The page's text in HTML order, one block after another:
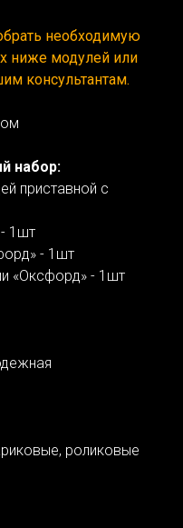
необходимую
ниже модулей или
консультантам.
набор:
приставной с
1шт
- 1шт
«Оксфорд» - 1шт
роликовые